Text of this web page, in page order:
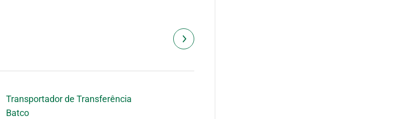
Transportador de Transferência
Batco